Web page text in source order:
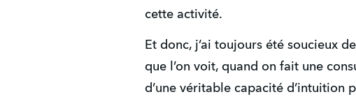
cette activité.
Et donc, j’ai toujours été soucieux
que l’on voit, quand on fait une
d’une véritable capacité d’intuition